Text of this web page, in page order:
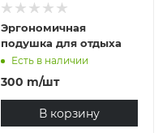
Эргономичная
подушка для отдыха
Есть в наличии
300 m/шт
В корзину